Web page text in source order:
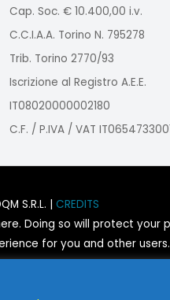
Cap. Soc. € 10.400,00 i.v.
C.C.I.A.A. Torino N. 795278
Trib. Torino 2770/93
Iscrizione al Registro A.E.E.
IT08020000002180
C.F. / P.IVA / VAT
S.R.L. | CREDITS
Doing so will protect
for you and other users.